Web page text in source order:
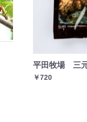
平田牧場 三
￥720